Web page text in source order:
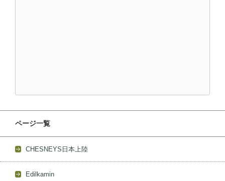
ページ一覧
CHESNEYS日本上陸
Edilkamin